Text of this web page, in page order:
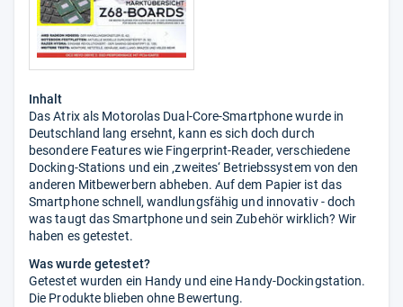
Inhalt
Das Atrix als Motorolas Dual-Core-Smartphone wurde in
Deutschland lang ersehnt, kann es sich doch durch
besondere Features wie Fingerprint-Reader, verschiedene
Docking-Stations und ein ‚zweites‘ Betriebssystem von den
anderen Mitbewerbern abheben. Auf dem Papier ist das
Smartphone schnell, wandlungsfähig und innovativ - doch
was taugt das Smartphone und sein Zubehör wirklich? Wir
haben es getestet.
Was wurde getestet?
Getestet wurden ein Handy und eine Handy-Dockingstation.
Die Produkte blieben ohne Bewertung.